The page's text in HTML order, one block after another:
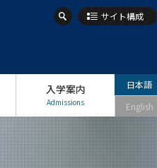
サイト構成
入学案内
Admissions
日本語
English